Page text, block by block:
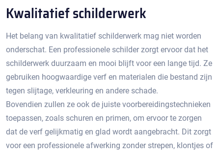
Kwalitatief schilderwerk
Het belang van kwalitatief schilderwerk mag niet worden
onderschat.​ Een professionele schilder zorgt ervoor dat het
schilderwerk duurzaam en mooi blijft voor een lange tijd. Ze
gebruiken hoogwaardige verf en materialen die bestand zijn
tegen slijtage, verkleuring en andere schade.​
Bovendien zullen ze ook de juiste voorbereidingstechnieken
toepassen, zoals schuren en primen, om ervoor te zorgen
dat de verf gelijkmatig en glad wordt aangebracht.​ Dit zorgt
voor een professionele afwerking zonder strepen, klontjes of